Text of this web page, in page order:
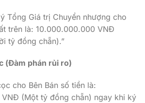
Tổng Giá trị Chuyển nhượng cho
trên là: 10.000.000.000 VNĐ
tỷ đồng chẵn).”
(Đàm phán rủi ro)
cho Bên Bán số tiền là:
(Một tỷ đồng chẵn) ngay khi ký